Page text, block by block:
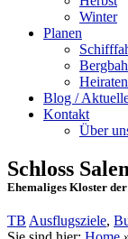
Winter
Planen
Blog /
Kontakt
Über
Schloss
Ehemaliges Kloster
TB Ausflugsziele,